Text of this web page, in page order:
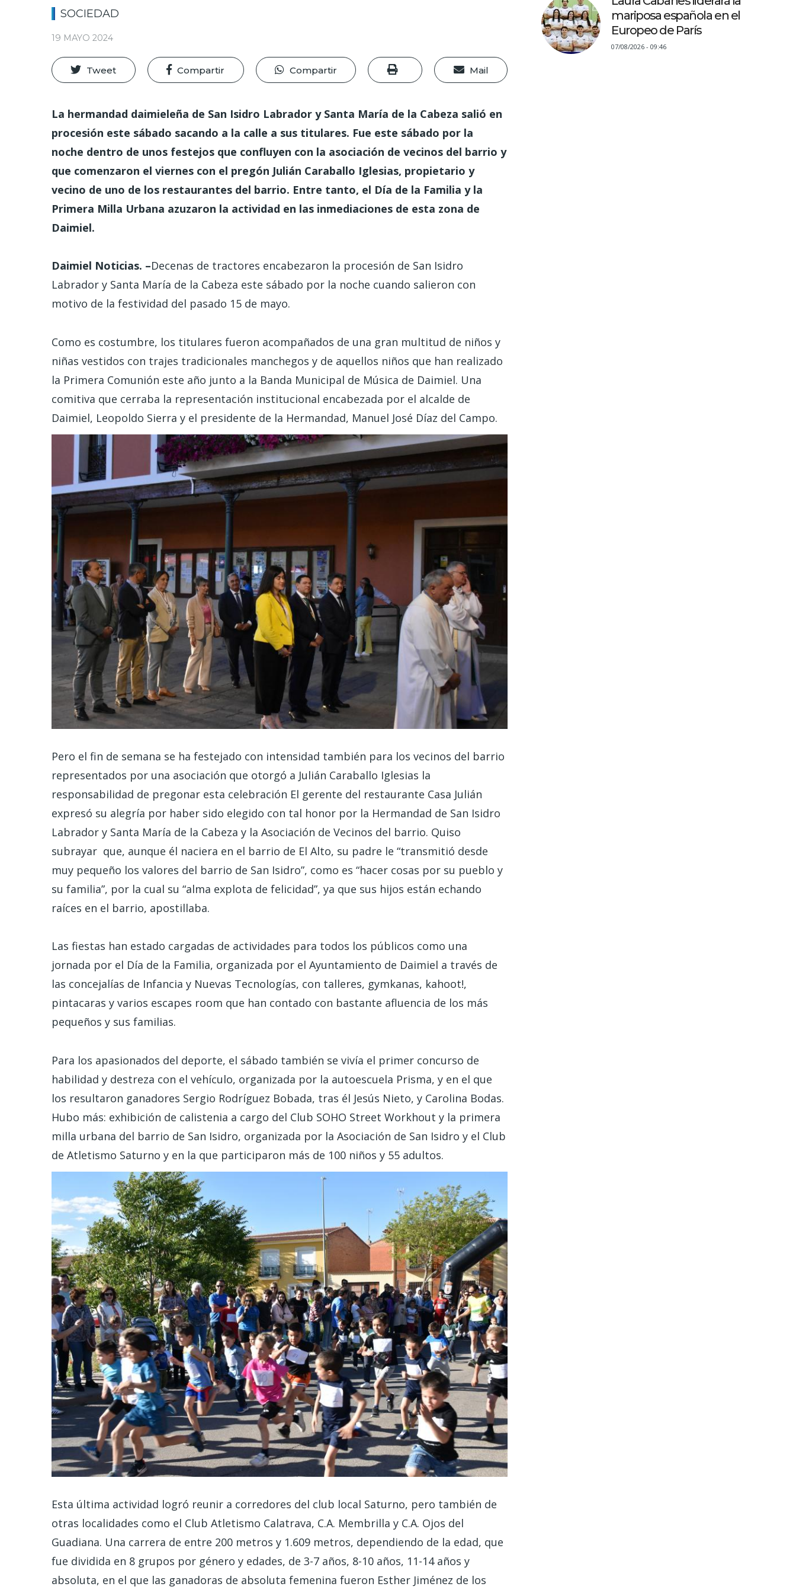
SOCIEDAD
19 MAYO 2024
Tweet Compartir Compartir Mail
La hermandad daimieleña de San Isidro Labrador y Santa María de la Cabeza salió en
procesión este sábado sacando a la calle a sus titulares. Fue este sábado por la
noche dentro de unos festejos que confluyen con la asociación de vecinos del barrio y
que comenzaron el viernes con el pregón Julián Caraballo Iglesias, propietario y
vecino de uno de los restaurantes del barrio. Entre tanto, el Día de la Familia y la
Primera Milla Urbana azuzaron la actividad en las inmediaciones de esta zona de
Daimiel.
Daimiel Noticias. –Decenas de tractores encabezaron la procesión de San Isidro
Labrador y Santa María de la Cabeza este sábado por la noche cuando salieron con
motivo de la festividad del pasado 15 de mayo.
Como es costumbre, los titulares fueron acompañados de una gran multitud de niños y
niñas vestidos con trajes tradicionales manchegos y de aquellos niños que han realizado
la Primera Comunión este año junto a la Banda Municipal de Música de Daimiel. Una
comitiva que cerraba la representación institucional encabezada por el alcalde de
Daimiel, Leopoldo Sierra y el presidente de la Hermandad, Manuel José Díaz del Campo.
Pero el fin de semana se ha festejado con intensidad también para los vecinos del barrio
representados por una asociación que otorgó a Julián Caraballo Iglesias la
responsabilidad de pregonar esta celebración El gerente del restaurante Casa Julián
expresó su alegría por haber sido elegido con tal honor por la Hermandad de San Isidro
Labrador y Santa María de la Cabeza y la Asociación de Vecinos del barrio. Quiso
subrayar que, aunque él naciera en el barrio de El Alto, su padre le “transmitió desde
muy pequeño los valores del barrio de San Isidro”, como es “hacer cosas por su pueblo y
su familia”, por la cual su “alma explota de felicidad”, ya que sus hijos están echando
raíces en el barrio, apostillaba.
Las fiestas han estado cargadas de actividades para todos los públicos como una
jornada por el Día de la Familia, organizada por el Ayuntamiento de Daimiel a través de
las concejalías de Infancia y Nuevas Tecnologías, con talleres, gymkanas, kahoot!,
pintacaras y varios escapes room que han contado con bastante afluencia de los más
pequeños y sus familias.
Para los apasionados del deporte, el sábado también se vivía el primer concurso de
habilidad y destreza con el vehículo, organizada por la autoescuela Prisma, y en el que
los resultaron ganadores Sergio Rodríguez Bobada, tras él Jesús Nieto, y Carolina Bodas.
Hubo más: exhibición de calistenia a cargo del Club SOHO Street Workhout y la primera
milla urbana del barrio de San Isidro, organizada por la Asociación de San Isidro y el Club
de Atletismo Saturno y en la que participaron más de 100 niños y 55 adultos.
Esta última actividad logró reunir a corredores del club local Saturno, pero también de
otras localidades como el Club Atletismo Calatrava, C.A. Membrilla y C.A. Ojos del
Guadiana. Una carrera de entre 200 metros y 1.609 metros, dependiendo de la edad, que
fue dividida en 8 grupos por género y edades, de 3-7 años, 8-10 años, 11-14 años y
absoluta, en el que las ganadoras de absoluta femenina fueron Esther Jiménez de los
mariposa española en el
Europeo de París
07/08/2026 - 09:46